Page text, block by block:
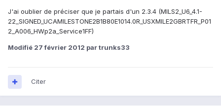
J'ai oublier de préciser que je partais d'un 2.3.4 (MILS2_U6_4.1-
22_SIGNED_UCAMILESTONE2B1B80E1014.0R_USXMILE2GBRTFR_P01
2_A006_HWp2a_Service1FF)
Modifié 27 février 2012 par trunks33
Citer